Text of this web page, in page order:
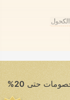
خصومات حتى20%